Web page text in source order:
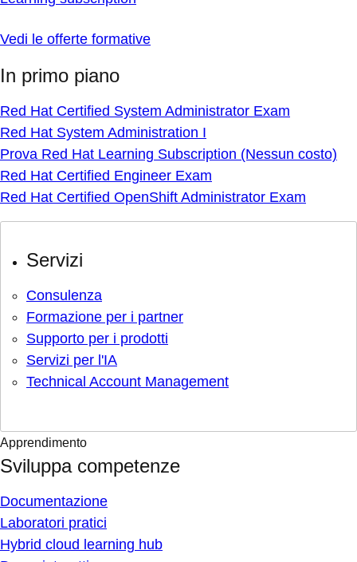
Vedi le offerte formative
In primo piano
Red Hat Certified System Administrator Exam
Red Hat System Administration I
Prova Red Hat Learning Subscription (Nessun costo)
Red Hat Certified Engineer Exam
Red Hat Certified OpenShift Administrator Exam
Servizi
Consulenza
Formazione per i partner
Supporto per i prodotti
Servizi per l'IA
Technical Account Management
Apprendimento
Sviluppa competenze
Documentazione
Laboratori pratici
Hybrid cloud learning hub